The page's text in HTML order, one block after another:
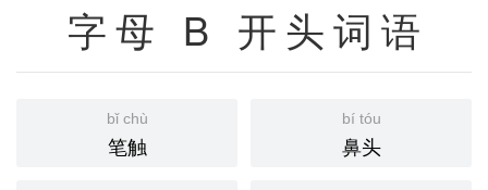
字母 B 开头词语
bǐ chù
笔触
bí tóu
鼻头